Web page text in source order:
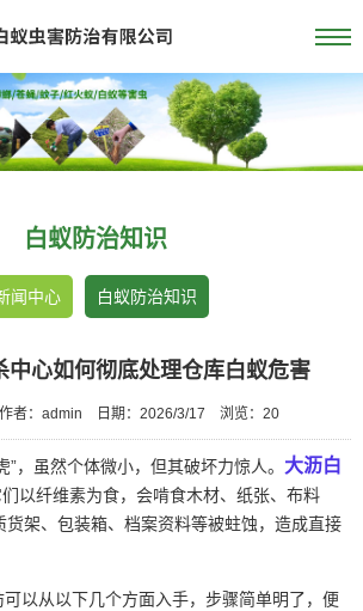
白蚁防治知识
闻中心 白蚁防治知识
中心如何彻底处理仓库白蚁危害
作者：admin 日期：2026/3/17 浏览： 20
，虽然个体微小，但其破坏力惊人。 大沥白
以纤维素为食，会啃食木材、纸张、布料
货架、包装箱、档案资料等被蛀蚀，造成直接
以从以下几个方面入手，步骤简单明了，便